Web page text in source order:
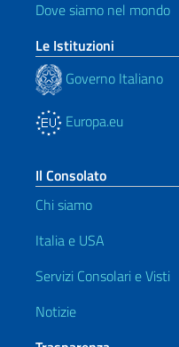
Dove siamo nel mondo
Le Istituzioni
Governo Italiano
Europa.eu
Il Consolato
Chi siamo
Italia e USA
Servizi Consolari e Visti
Notizie